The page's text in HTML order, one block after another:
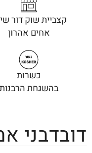
דובדבני
קצביית שוק דור
אחים אהרון
כשרות
בהשגחת הרבנות